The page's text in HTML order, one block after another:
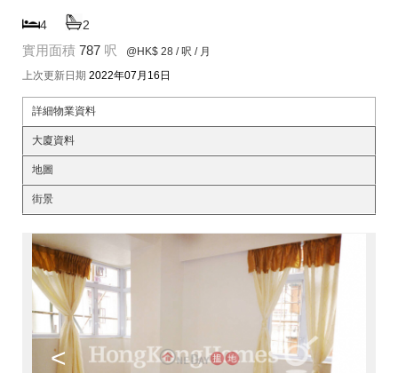
4 2
實用面積 787 呎 @HK$ 28 / 呎 / 月
上次更新日期 2022年07月16日
詳細物業資料
大廈資料
地圖
街景
< >